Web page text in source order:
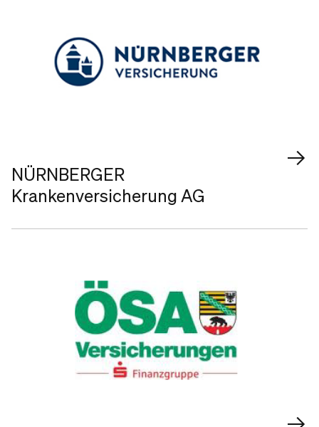
NÜRNBERGER
Krankenversicherung AG